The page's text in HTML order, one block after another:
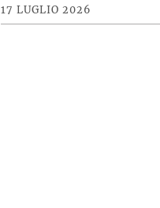
17 LUGLIO 2026